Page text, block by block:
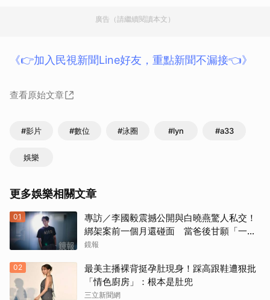
廣告（請繼續閱讀本文）
《👉加入民視新聞Line好友，重點新聞不漏接👈》
查看原始文章
#影片 #數位 #泳圈 #lyn #a33
娛樂
更多娛樂相關文章
01
專訪／李國毅震撼公開與白曉燕驚人私交！
綁架案前一個月還碰面 當爸後甘願「一輩
子」親自接送小孩
鏡報
02
最美主播裸背挺孕肚現身！踩高跟鞋遭狠批
「情色廚房」：根本是肚兜
三立新聞網